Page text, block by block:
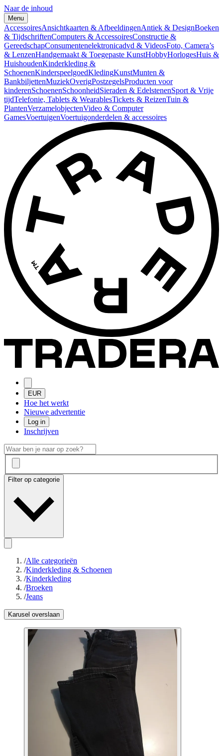
Naar de inhoud
Menu
AccessoiresAnsichtkaarten & AfbeeldingenAntiek & DesignBoeken
& TijdschriftenComputers & AccessoiresConstructie &
GereedschapConsumentenelektronicadvd & VideosFoto, Camera’s
& LenzenHandgemaakt & Toegepaste KunstHobbyHorlogesHuis &
HuishoudenKinderkleding &
SchoenenKinderspeelgoedKledingKunstMunten &
BankbiljettenMuziekOverigPostzegelsProducten voor
kinderenSchoenenSchoonheidSieraden & EdelstenenSport & Vrije
tijdTelefonie, Tablets & WearablesTickets & ReizenTuin &
PlantenVerzamelobjectenVideo & Computer
GamesVoertuigenVoertuigonderdelen & accessoires
EUR
Hoe het werkt
Nieuwe advertentie
Log in
Inschrijven
Filter op categorie
/Alle categorieën
/Kinderkleding & Schoenen
/Kinderkleding
/Broeken
/Jeans
Karusel overslaan